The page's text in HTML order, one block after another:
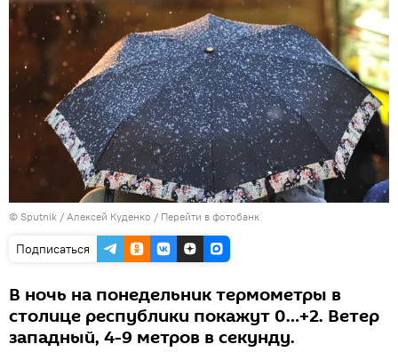
© Sputnik / Алексей Куденко / Перейти в фотобанк
Подписаться
В ночь на понедельник термометры в
столице республики покажут 0…+2. Ветер
западный, 4-9 метров в секунду.